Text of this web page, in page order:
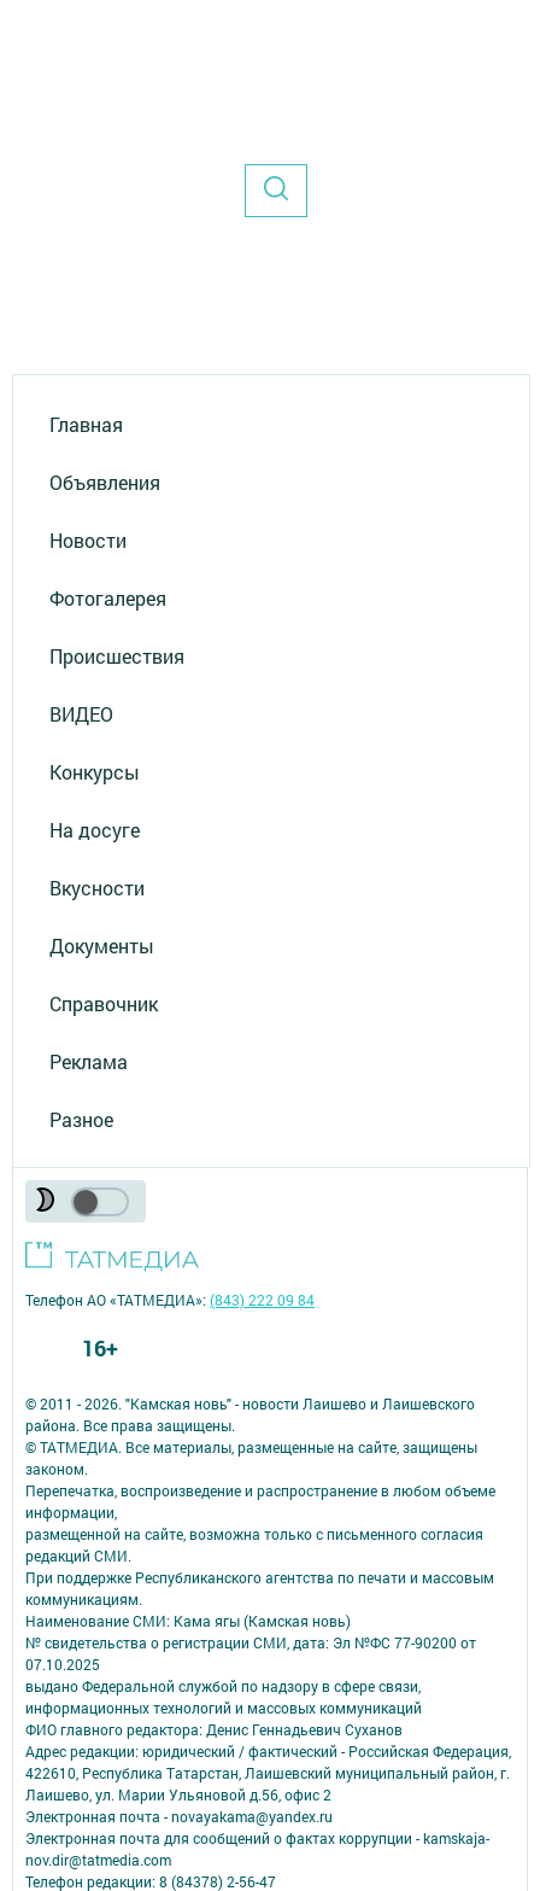
Главная
Объявления
Новости
Фотогалерея
Происшествия
ВИДЕО
Конкурсы
На досуге
Вкусности
Документы
Справочник
Реклама
Разное
© 2011 - 2026. "Камская новь" - новости Лаишево и Лаишевского
района. Все права защищены.
© ТАТМЕДИА. Все материалы, размещенные на сайте, защищены
законом.
Перепечатка, воспроизведение и распространение в любом объеме
информации,
размещенной на сайте, возможна только с письменного согласия
редакций СМИ.
При поддержке Республиканского агентства по печати и массовым
коммуникациям.
Наименование СМИ: Кама ягы (Камская новь)
№ свидетельства о регистрации СМИ, дата: Эл №ФC 77-90200 от
07.10.2025
выдано Федеральной службой по надзору в сфере связи,
информационных технологий и массовых коммуникаций
ФИО главного редактора: Денис Геннадьевич Суханов
Адрес редакции: юридический / фактический - Российская Федерация,
422610, Республика Татарстан, Лаишевский муниципальный район, г.
Лаишево, ул. Марии Ульяновой д.56, офис 2
Электронная почта - novayakama@yandex.ru
Электронная почта для сообщений о фактах коррупции - kamskaja-
nov.dir@tatmedia.com
Телефон редакции: 8 (84378) 2-56-47
Телефон АО «ТАТМЕДИА»:(843) 222 09 84
16+